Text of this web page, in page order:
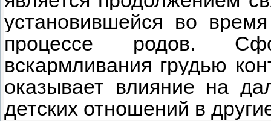
установившейся во
процессе родов.
вскармливания грудью
оказывает влияние на
детских отношений в